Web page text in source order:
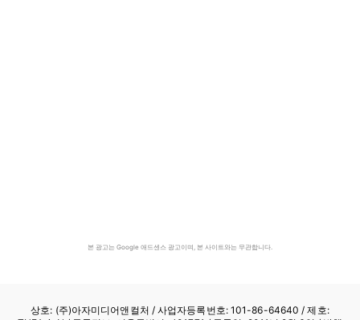
본 광고는 Google 애드센스 광고이며, 본 사이트와는 무관합니다.
상호: (주)아자미디어앤컬처 /사업자등록번호: 101-86-64640 / 제호: